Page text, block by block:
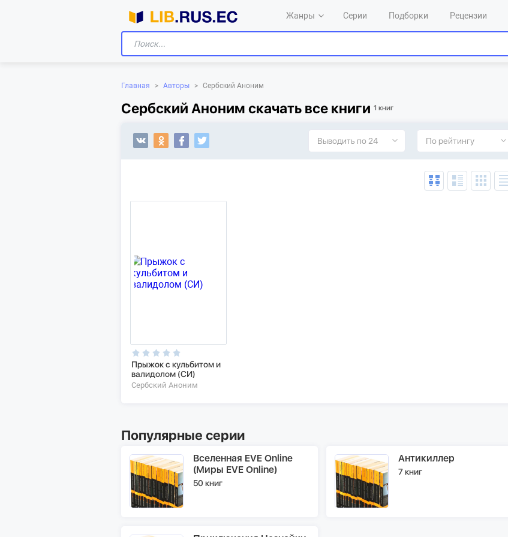
Жанры Серии Подборки Рецензии
Главная > Авторы > Сербский Аноним
Сербский Аноним скачать все книги 1 книг
Выводить по 24 По рейтингу
Прыжок с кульбитом и
валидолом (СИ)
Сербский Аноним
Популярные серии
Вселенная EVE Online
(Миры EVE Online)
50 книг
Антикиллер
7 книг